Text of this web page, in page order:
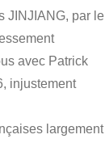
JINJIANG, par le
avec Patrick
injustement
largement